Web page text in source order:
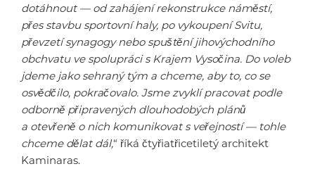
dotáhnout — od zahájení rekonstrukce náměstí,
přes stavbu sportovní haly, po vykoupení Svitu,
převzetí synagogy nebo spuštění jihovýchodního
obchvatu ve spolupráci s Krajem Vysočina. Do voleb
jdeme jako sehraný tým a chceme, aby to, co se
osvědčilo, pokračovalo. Jsme zvyklí pracovat podle
odborně připravených dlouhodobých plánů
a otevřeně o nich komunikovat s veřejností — tohle
chceme dělat dál,“ říká čtyřiatřicetiletý architekt
Kaminaras.